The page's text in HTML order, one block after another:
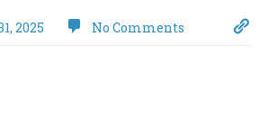
2025 No Comments